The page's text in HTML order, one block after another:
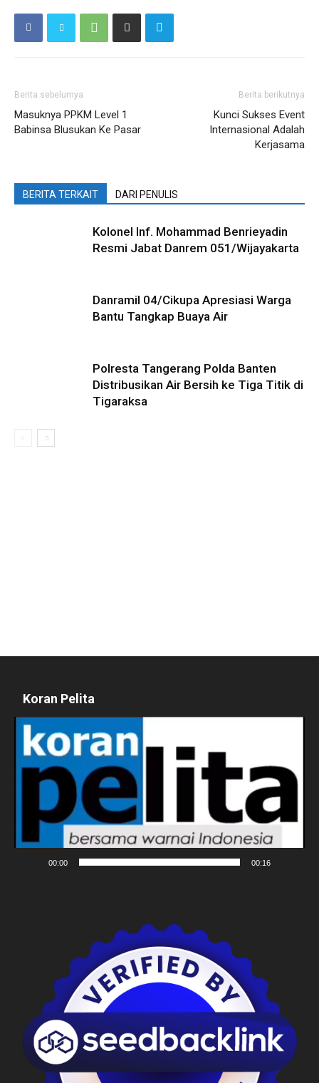
Berita sebelumya
Masuknya PPKM Level 1
Babinsa Blusukan Ke Pasar
Berita berikutnya
Kunci Sukses Event
Internasional Adalah
Kerjasama
BERITA TERKAIT DARI PENULIS
Kolonel Inf. Mohammad Benrieyadin
Resmi Jabat Danrem 051/Wijayakarta
Danramil 04/Cikupa Apresiasi Warga
Bantu Tangkap Buaya Air
Polresta Tangerang Polda Banten
Distribusikan Air Bersih ke Tiga Titik di
Tigaraksa
Koran Pelita
Pemutar
Video
00:00 00:16